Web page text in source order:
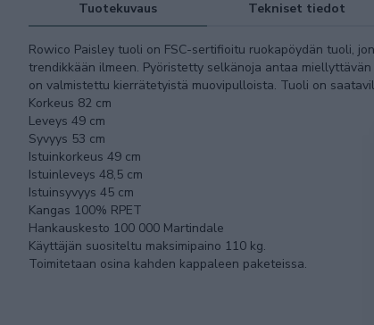
Tuotekuvaus Tekniset tiedot
Rowico Paisley tuoli on FSC-sertifioitu ruokapöydän tuoli,
trendikkään ilmeen. Pyöristetty selkänoja antaa
on valmistettu kierrätetyistä muovipulloista. Tuoli on
Korkeus 82 cm
Leveys 49 cm
Syvyys 53 cm
Istuinkorkeus 49 cm
Istuinleveys 48,5 cm
Istuinsyvyys 45 cm
Kangas 100% RPET
Hankauskesto 100 000 Martindale
Käyttäjän suositeltu maksimipaino 110 kg.
Toimitetaan osina kahden kappaleen paketeissa.